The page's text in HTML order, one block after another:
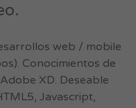
web / mobile
Conocimientos de
XD. Deseable
Javascript,